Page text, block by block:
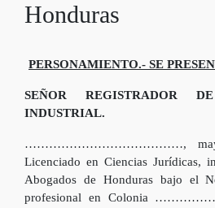
Honduras
PERSONAMIENTO.- SE
SEÑOR REGISTRADOR
INDUSTRIAL.
…………………………………, mayor
Licenciado en Ciencias Jurídicas,
Abogados de Honduras bajo el
profesional en Colonia